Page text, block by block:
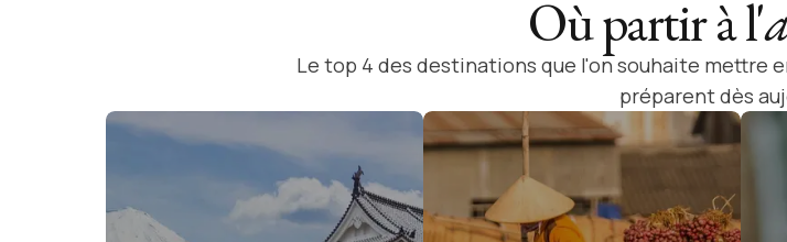
Où partir à l'
Le top 4 des destinations que l'on souhaite mettre
préparent dès